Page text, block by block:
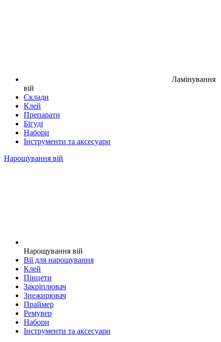
Ламінування
вій
Склади
Клей
Препарати
Бігуді
Набори
Інструменти та аксесуари
Нарощування вій
Нарощування вій
Вії для нарощування
Клей
Пінцети
Закріплювач
Знежирювач
Праймер
Ремувер
Набори
Інструменти та аксесуари